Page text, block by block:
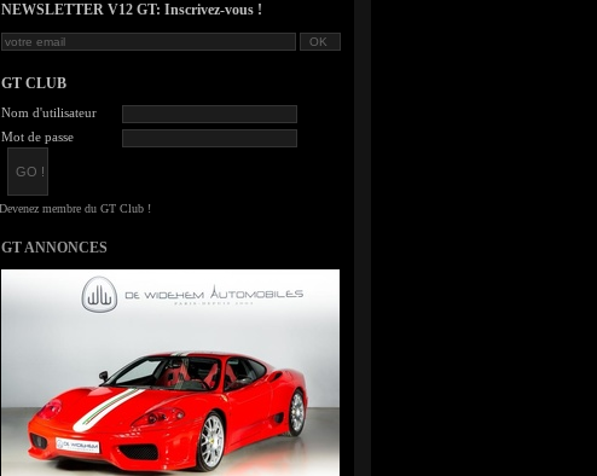
NEWSLETTER V12 GT: Inscrivez-vous !
GT CLUB
Nom d'utilisateur
Mot de passe
GT ANNONCES